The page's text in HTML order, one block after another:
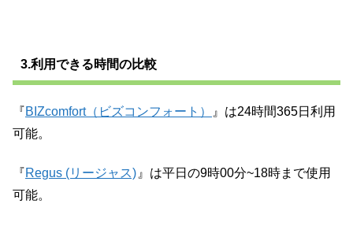
3.利用できる時間の比較
『BIZcomfort（ビズコンフォート）
』は24時間365日利用
可能。
『Regus (リージャス) 』は平日の9時00分~18時まで使用
可能。